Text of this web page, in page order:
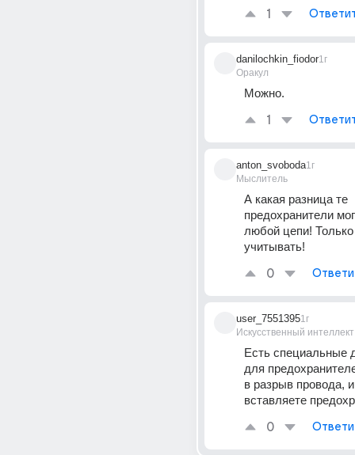
1
danilochkin_fiodor
Оракул
1г
Можно.
1
anton_svoboda
Мыслитель
1г
А какая разница те
предохранители
любой цепи! Только
учитывать!
0
user_7551395
Искусственный интеллект
1г
Есть специальные
для
в разрыв провода,
вставляете
0